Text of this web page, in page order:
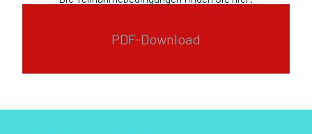
PDF-Download